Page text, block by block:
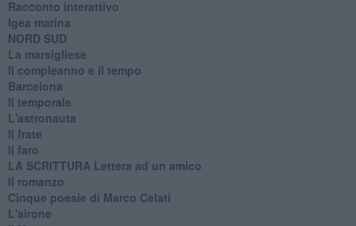
Racconto interattivo
Igea marina
​NORD SUD
La marsigliese
Il compleanno e il tempo
Barcelona
Il temporale
L'astronauta
Il frate
Il faro
​LA SCRITTURA Lettera ad un amico
Il romanzo
Cinque poesie di Marco Celati
L'airone